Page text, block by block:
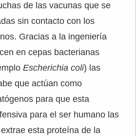
de las vacunas que se
sin contacto con los
Gracias a la ingeniería
en cepas bacterianas
Escherichia coli) las
que actúan como
para que esta
para el ser humano las
esta proteína de la